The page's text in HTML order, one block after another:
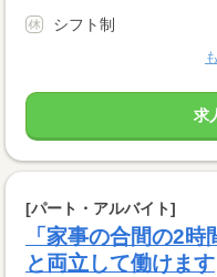
シフト制
求
[パート・アルバイト]
「家事の合間の2
と両立して働けます